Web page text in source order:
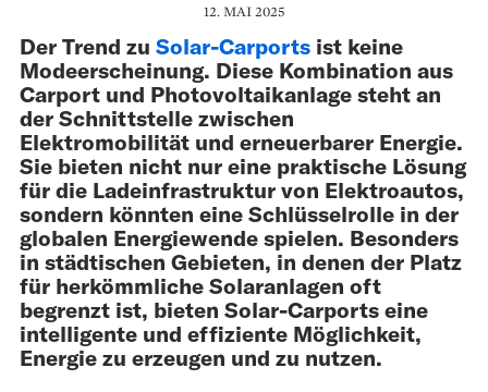
12. MAI 2025
Der Trend zu Solar-Carports ist keine
Modeerscheinung. Diese Kombination aus
Carport und Photovoltaikanlage steht an
der Schnittstelle zwischen
Elektromobilität und erneuerbarer Energie.
Sie bieten nicht nur eine praktische Lösung
für die Ladeinfrastruktur von Elektroautos,
sondern könnten eine Schlüsselrolle in der
globalen Energiewende spielen. Besonders
in städtischen Gebieten, in denen der Platz
für herkömmliche Solaranlagen oft
begrenzt ist, bieten Solar-Carports eine
intelligente und effiziente Möglichkeit,
Energie zu erzeugen und zu nutzen.